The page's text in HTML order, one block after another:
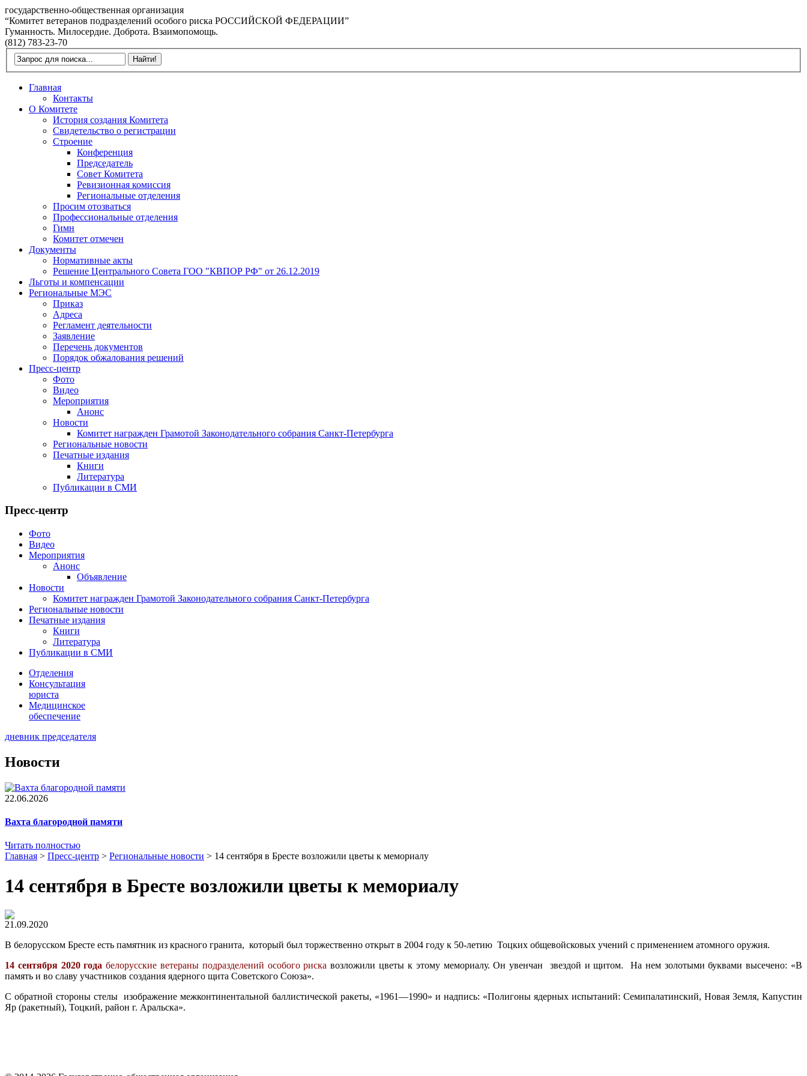
государственно-общественная организация
“Комитет ветеранов подразделений особого риска РОССИЙСКОЙ ФЕДЕРАЦИИ”
Гуманность. Милосердие. Доброта. Взаимопомощь.
(812) 783-23-70
Главная
Контакты
О Комитете
История создания Комитета
Свидетельство о регистрации
Строение
Конференция
Председатель
Совет Комитета
Ревизионная комиссия
Региональные отделения
Просим отозваться
Профессиональные отделения
Гимн
Комитет отмечен
Документы
Нормативные акты
Решение Центрального Совета ГОО "КВПОР РФ" от 26.12.2019
Льготы и компенсации
Региональные МЭС
Приказ
Адреса
Регламент деятельности
Заявление
Перечень документов
Порядок обжалования решений
Пресс-центр
Фото
Видео
Мероприятия
Анонс
Новости
Комитет награжден Грамотой Законодательного собрания Санкт-Петербурга
Региональные новости
Печатные издания
Книги
Литература
Публикации в СМИ
Пресс-центр
Фото
Видео
Мероприятия
Анонс
Объявление
Новости
Комитет награжден Грамотой Законодательного собрания Санкт-Петербурга
Региональные новости
Печатные издания
Книги
Литература
Публикации в СМИ
Отделения
Консультация
юриста
Медицинское
обеспечение
дневник председателя
Новости
22.06.2026
Вахта благородной памяти
Читать полностью
Главная > Пресс-центр > Региональные новости > 14 сентября в Бресте возложили цветы к мемориалу
14 сентября в Бресте возложили цветы к мемориалу
21.09.2020
В белорусском Бресте есть памятник из красного гранита, который был торжественно открыт в 2004 году к 50-летию Тоцких общевойсковых учений с применением атомного оружия.
14 сентября 2020 года белорусские ветераны подразделений особого риска возложили цветы к этому мемориалу. Он увенчан звездой и щитом. На нем золотыми буквами высечено: «В
память и во славу участников создания ядерного щита Советского Союза».
С обратной стороны стелы изображение межконтинентальной баллистической ракеты, «1961—1990» и надпись: «Полигоны ядерных испытаний: Семипалатинский, Новая Земля, Капустин
Яр (ракетный), Тоцкий, район г. Аральска».